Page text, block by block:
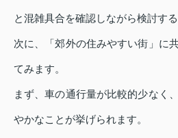
と混雑具合を確認しながら検討す
次に、「郊外の住みやすい街」に
てみます。
まず、車の通行量が比較的少なく
やかなことが挙げられます。